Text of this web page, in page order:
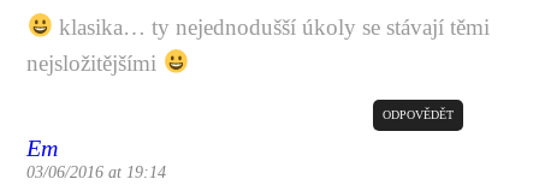
klasika… ty nejednodušší úkoly se stávají těmi
nejsložitějšími
Em
03/06/2016 at 19:14
ODPOVĚDĚT